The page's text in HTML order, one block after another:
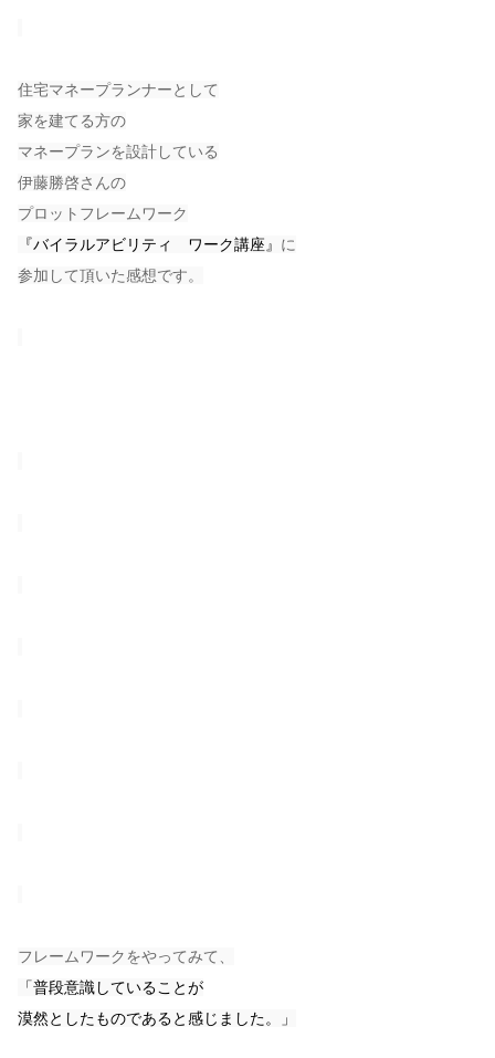
住宅マネープランナーとして
家を建てる方の
マネープランを設計している
伊藤勝啓さんの
プロットフレームワーク
『バイラルアビリティ ワーク講座』 に
参加して頂いた感想です。
フレームワークをやってみて、
「普段意識していることが
漠然としたものであると感じました。」